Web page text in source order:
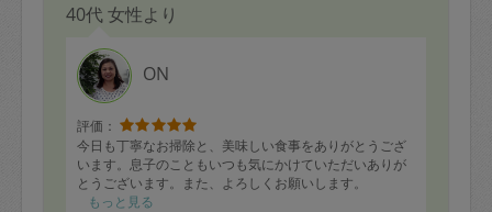
40代 女性より
ON
評価：
今日も丁寧なお掃除と、美味しい食事をありがとうござ
います。息子のこともいつも気にかけていただいありが
とうございます。また、よろしくお願いします。
もっと見る